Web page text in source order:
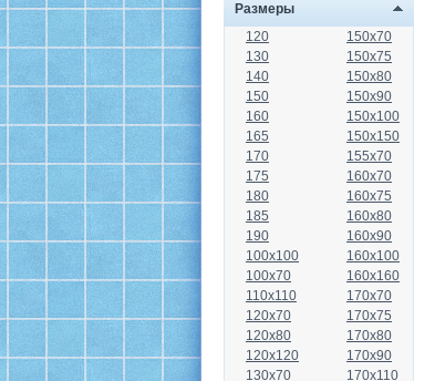
Размеры
120
130
140
150
160
165
170
175
180
185
190
100x100
100x70
110x110
120x70
120x80
120x120
130x70
150x70
150x75
150x80
150x90
150x100
150x150
155x70
160x70
160x75
160x80
160x90
160x100
160x160
170x70
170x75
170x80
170x90
170x110